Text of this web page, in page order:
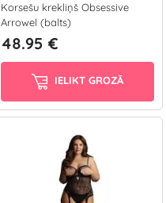
Korsešu krekliņš Obsessive
Arrowel (balts)
48.95 €
IELIKT GROZĀ